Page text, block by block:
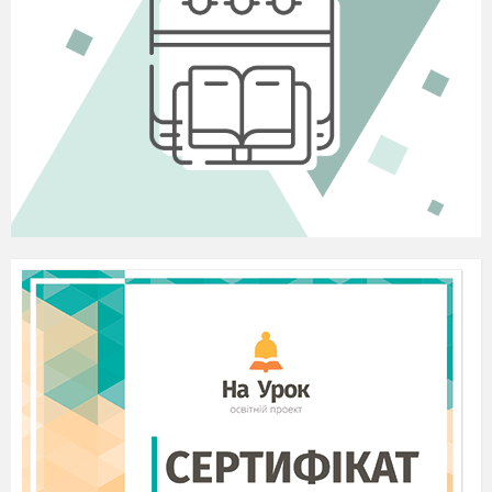
Отже час перевірити наскільки гарно ви
засвоїли теоретичний матеріал. І проведемо
інтерактивне експрес опитування « Так чи
ні?»
« Слова «так» і «ні» дуже короткі
потребують певних роздумів» - ці
Тож бажаю щоб ви дійсно обмірковували свої
балів
.Траєкторія
– це уявна лінія , яку описує в
просторі точка , що рухається ( ТАК )
2.Шидкість тіла позначається символом